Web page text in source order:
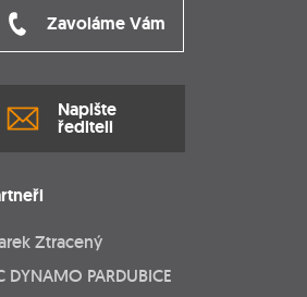
Zavoláme Vám
Napište
řediteli
Ztracený
DYNAMO PARDUBICE